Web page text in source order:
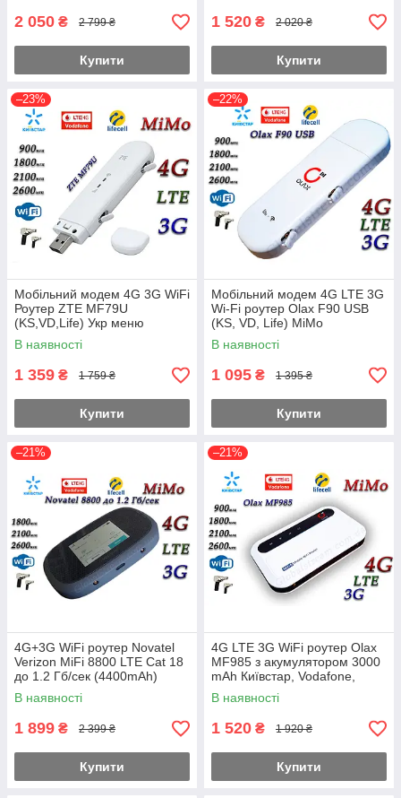
2 050 ₴ 2 799 ₴
Купити
1 520 ₴ 2 020 ₴
Купити
–23%
Мобільний модем 4G 3G WiFi
Роутер ZTE MF79U
(KS,VD,Life) Укр меню
В наявності
1 359 ₴ 1 759 ₴
Купити
–22%
Мобільний модем 4G LTE 3G
Wi-Fi роутер Olax F90 USB
(KS, VD, Life) MiMo
В наявності
1 095 ₴ 1 395 ₴
Купити
–21%
4G+3G WiFi роутер Novatel
Verizon MiFi 8800 LTE Cat 18
до 1.2 Гб/сек (4400mAh)
(KS,VD,Life)
В наявності
1 899 ₴ 2 399 ₴
Купити
–21%
4G LTE 3G WiFi роутер Olax
MF985 з акумулятором 3000
mAh Київстар, Vodafone,
Lifecell MiMo
В наявності
1 520 ₴ 1 920 ₴
Купити